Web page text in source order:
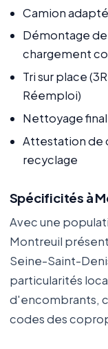
Camion
Démontage
chargement
Tri sur place
Réemploi)
Nettoyage
Attestation de
recyclage
Spécificités à
Avec une
Montreuil
Seine-Saint-
particularités
d'encombrants,
codes des